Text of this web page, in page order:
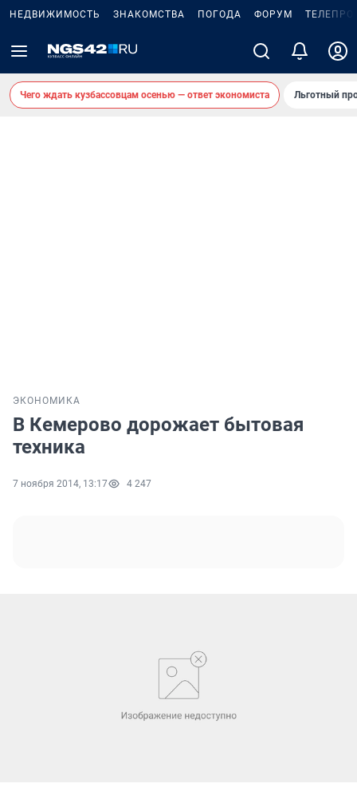
НЕДВИЖИМОСТЬ ЗНАКОМСТВА ПОГОДА ФОРУМ
Чего ждать кузбассовцам осенью — ответ экономиста Льготный
ЭКОНОМИКА
В Кемерово дорожает бытовая
техника
7 ноября 2014, 13:17 4 247